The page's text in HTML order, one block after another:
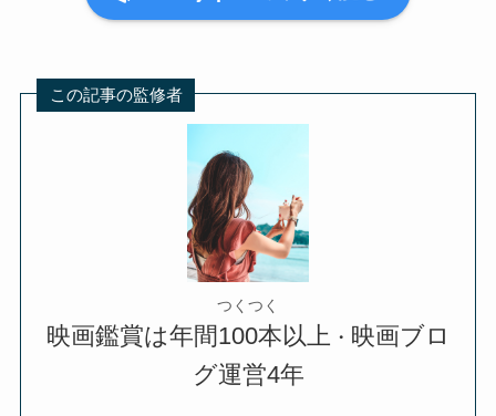
この記事の監修者
つくつく
映画鑑賞は年間100本以上 ・ 映画ブロ
グ運営4年